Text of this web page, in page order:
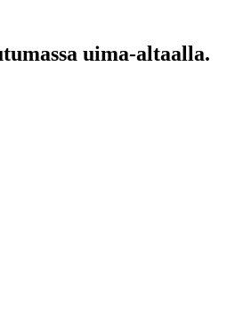
uima-altaalla.